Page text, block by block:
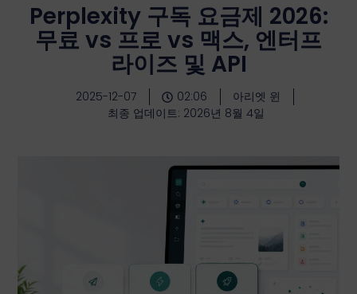
Perplexity 구독 요금제 2026:
무료 vs 프로 vs 맥스, 엔터프
라이즈 및 API
2025-12-07 02:06
아리엣 윈
최종 업데이트: 2026년 8월 4일